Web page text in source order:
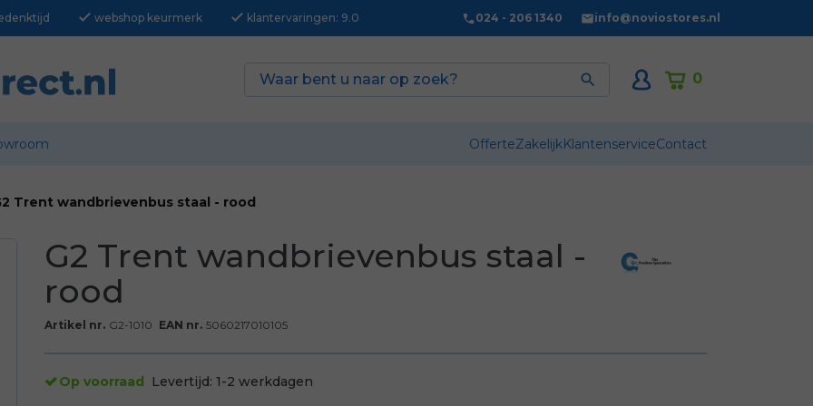
check webshop keurmerk check klantervaringen: 9.0 024 - 206 1340 info@noviostores.nl
0

OfferteZakelijkKlantenserviceContact
Trent wandbrievenbus staal - rood
G2 Trent wandbrievenbus staal -
rood
Artikel nr. G2-1010 EAN nr. 5060217010105
Op voorraad Levertijd: 1-2 werkdagen